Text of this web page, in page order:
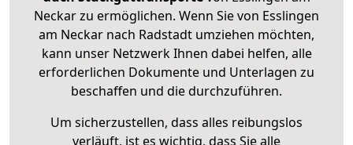
Neckar zu ermöglichen. Wenn Sie von Esslingen
am Neckar nach Radstadt umziehen möchten,
kann unser Netzwerk Ihnen dabei helfen, alle
erforderlichen Dokumente und Unterlagen zu
beschaffen und die durchzuführen.
Um sicherzustellen, dass alles reibungslos
verläuft, ist es wichtig, dass Sie alle